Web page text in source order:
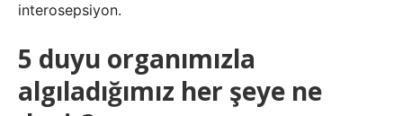
interosepsiyon.
5 duyu organımızla
algıladığımız her şeye ne